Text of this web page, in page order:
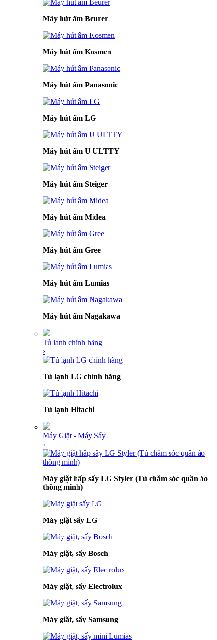
Máy hút ẩm Beurer
Máy hút ẩm Kosmen
Máy hút ẩm Panasonic
Máy hút ẩm LG
Máy hút ẩm U ULTTY
Máy hút ẩm Steiger
Máy hút ẩm Midea
Máy hút ẩm Gree
Máy hút ẩm Lumias
Máy hút ẩm Nagakawa
Tủ lạnh chính hãng
›
Tủ lạnh LG chính hãng
Tủ lạnh Hitachi
Máy Giặt - Máy Sấy
›
Máy giặt hấp sấy LG Styler (Tủ chăm sóc quần áo
thông minh)
Máy giặt sấy LG
Máy giặt, sấy Bosch
Máy giặt, sấy Electrolux
Máy giặt, sấy Samsung